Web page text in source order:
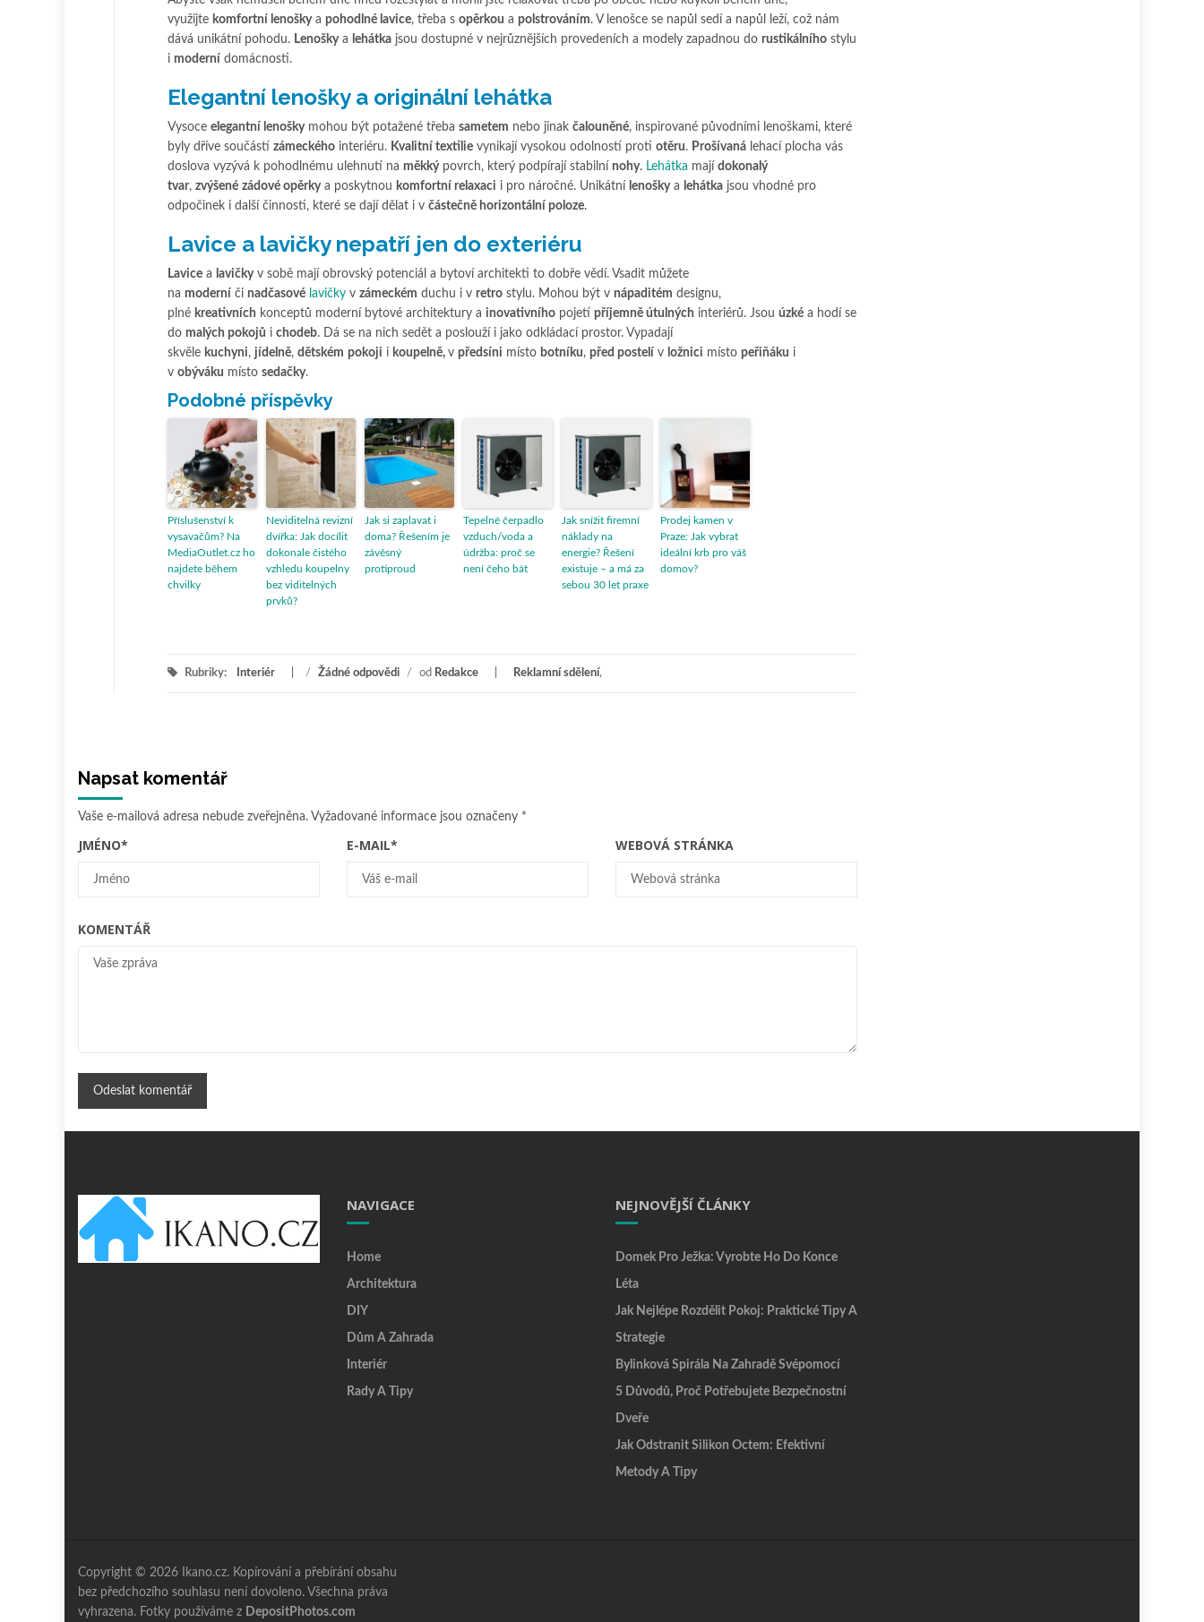
využijte komfortní lenoškya pohodlné lavice, třeba s opěrkou a polstrováním. V lenošce se napůl sedí a napůl leží, což nám
dává unikátní pohodu. Lenoškya lehátka jsou dostupné v nejrůznějších provedeních a modely zapadnou do rustikálního stylu
i moderní domácnosti.
Elegantní lenošky a originální lehátka
Vysoce elegantní lenoškymohou být potažené třeba sametem nebo jinak čalouněné, inspirované původními lenoškami, které
byly dříve součástí zámeckého interiéru. Kvalitní textilie vynikají vysokou odolností proti otěru. Prošívaná lehací plocha vás
doslova vyzývá k pohodlnému ulehnutí na měkkýpovrch, který podpírají stabilní nohy. Lehátka mají dokonalý
tvar, zvýšené zádové opěrkya poskytnou komfortní relaxaci i pro náročné. Unikátní lenoškya lehátka jsou vhodné pro
odpočinek i další činnosti, které se dají dělat i v částečně horizontální poloze.
Lavice a lavičky nepatří jen do exteriéru
Lavice a lavičkyv sobě mají obrovský potenciál a bytoví architekti to dobře vědí. Vsadit můžete
na moderní či nadčasové lavičky v zámeckém duchu i v retro stylu. Mohou být v nápaditém designu,
plné kreativních konceptů moderní bytové architektury a inovativního pojetí příjemně útulných interiérů. Jsou úzké a hodí se
do malých pokojů i chodeb. Dá se na nich sedět a poslouží i jako odkládací prostor. Vypadají
skvěle kuchyni, jídelně, dětském pokoji i koupelně, v předsíni místo botníku, před postelí v ložnici místo peřiňáku i
v obýváku místo sedačky.
Podobné příspěvky
Příslušenství k
vysavačům? Na
MediaOutlet.cz ho
najdete během
chvilky
Neviditelná revizní
dvířka: Jak docílit
dokonale čistého
vzhledu koupelny
bez viditelných
prvků?
Jak si zaplavat i
doma? Řešením je
závěsný
protiproud
Tepelné čerpadlo
vzduch/voda a
údržba: proč se
není čeho bát
Jak snížit firemní
náklady na
energie? Řešení
existuje – a má za
sebou 30 let praxe
Prodej kamen v
Praze: Jak vybrat
ideální krb pro váš
domov?
Rubriky: Interiér / Žádné odpovědi / od Redakce Reklamní sdělení,
Napsat komentář
Vaše e-mailová adresa nebude zveřejněna. Vyžadované informace jsou označeny *
JMÉNO* E-MAIL* WEBOVÁ STRÁNKA
KOMENTÁŘ
NAVIGACE
Home
Architektura
DIY
Dům A Zahrada
Interiér
Rady A Tipy
NEJNOVĚJŠÍ ČLÁNKY
Domek Pro Ježka: Vyrobte Ho Do Konce
Léta
Jak Nejlépe Rozdělit Pokoj: Praktické Tipy A
Strategie
Bylinková Spirála Na Zahradě Svépomocí
5 Důvodů, Proč Potřebujete Bezpečnostní
Dveře
Jak Odstranit Silikon Octem: Efektivní
Metody A Tipy
Copyright © 2026 Ikano.cz. Kopírování a přebírání obsahu
bez předchozího souhlasu není dovoleno. Všechna práva
vyhrazena. Fotky používáme z DepositPhotos.com